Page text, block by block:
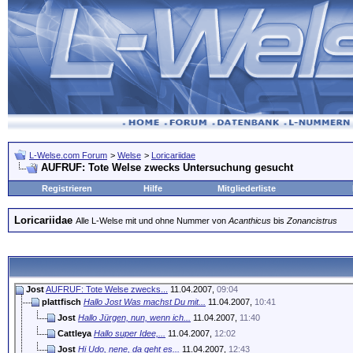
L-Welse.com Forum > Welse > Loricariidae
AUFRUF: Tote Welse zwecks Untersuchung gesucht
Registrieren Hilfe Mitgliederliste
Loricariidae Alle L-Welse mit und ohne Nummer von Acanthicus bis Zonancistrus
JostAUFRUF: Tote Welse zwecks... 11.04.2007, 09:04
plattfisch Hallo Jost Was machst Du mit... 11.04.2007, 10:41
Jost Hallo Jürgen, nun, wenn ich... 11.04.2007, 11:40
Cattleya Hallo super Idee,... 11.04.2007, 12:02
Jost Hi Udo, nene, da geht es... 11.04.2007, 12:43